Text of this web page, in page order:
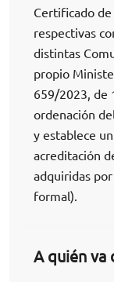
Certificado
respectivas
distintas
propio
659/2023, de
ordenación
y establece
acreditación
adquiridas
formal).
A quién va